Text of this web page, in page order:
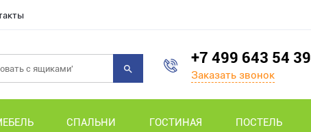
+7 499 643 54 39
Заказать звонок
СПАЛЬНИ ГОСТИНАЯ ПОСТЕЛЬ